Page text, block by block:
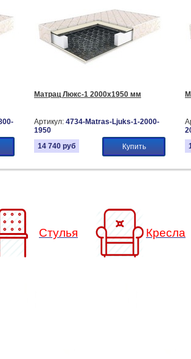
Матрац Люкс-1 2000х1950 мм
Артикул: 4734-Matras-Ljuks-1-2000-
1950
14 740 руб Купить
Стулья Кресла